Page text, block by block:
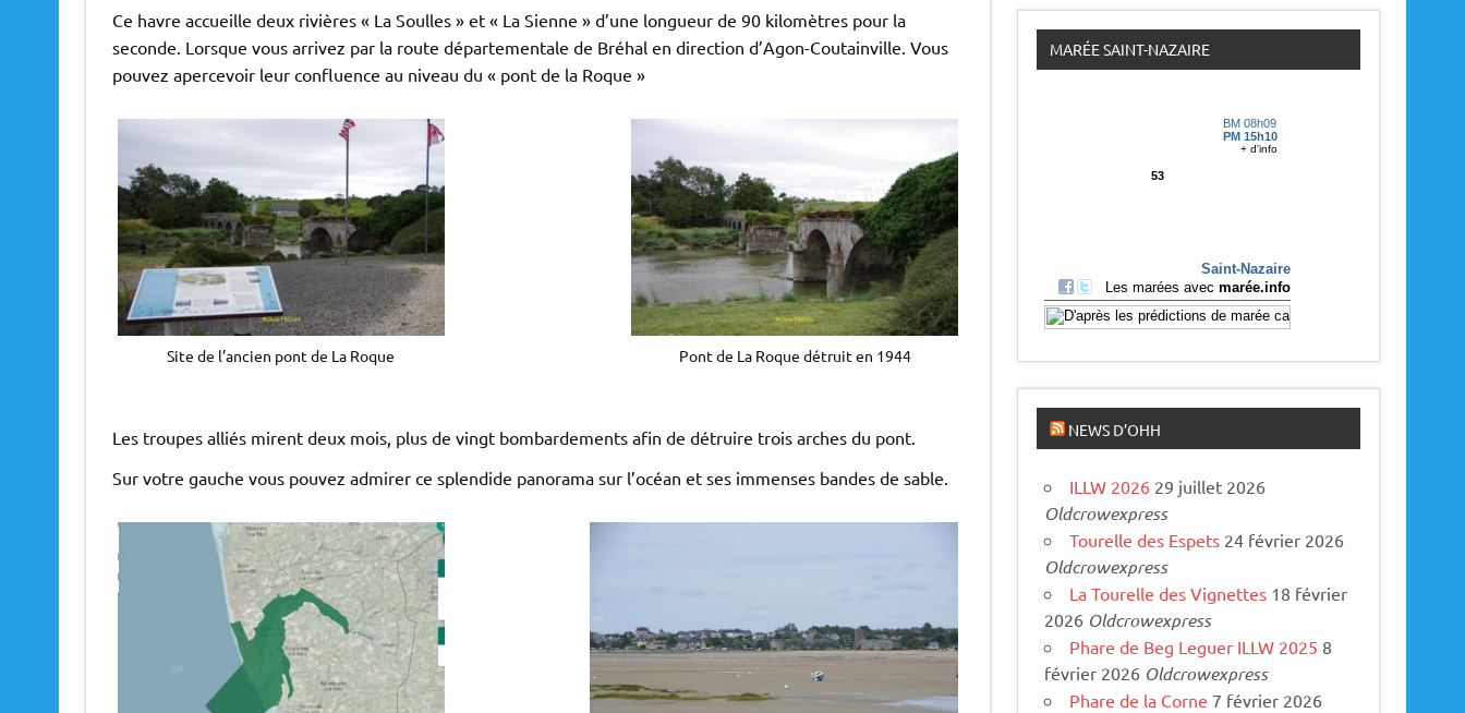
Ce havre accueille deux rivières « La Soulles » et « La Sienne » d’une longueur de 90 kilomètres pour la
seconde. Lorsque vous arrivez par la route départementale de Bréhal en direction d’Agon-Coutainville. Vous
pouvez apercevoir leur confluence au niveau du « pont de la Roque »
Site de l’ancien pont de La Roque Pont de La Roque détruit en 1944
Les troupes alliés mirent deux mois, plus de vingt bombardements afin de détruire trois arches du pont.
Sur votre gauche vous pouvez admirer ce splendide panorama sur l’océan et ses immenses bandes de sable.
c
l
e
s
MARÉE SAINT-NAZAIRE
NEWS D’OHH
ILLW 2026 29 juillet 2026
Oldcrowexpress
Tourelle des Espets 24 février 2026
Oldcrowexpress
La Tourelle des Vignettes 18 février
2026 Oldcrowexpress
Phare de Beg Leguer ILLW 2025 8
février 2026 Oldcrowexpress
Phare de la Corne 7 février 2026